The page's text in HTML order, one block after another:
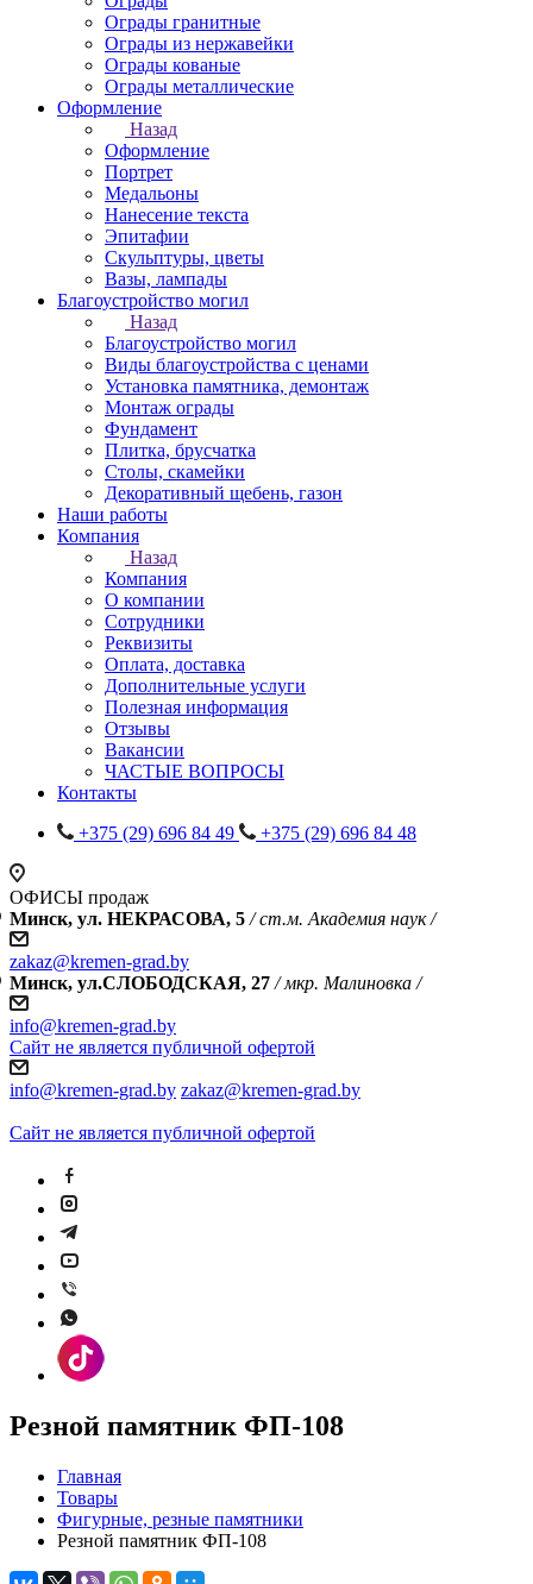
Ограды гранитные
Ограды из нержавейки
Ограды кованые
Ограды металлические
Оформление
Назад
Оформление
Портрет
Медальоны
Нанесение текста
Эпитафии
Скульптуры, цветы
Вазы, лампады
Благоустройство могил
Назад
Благоустройство могил
Виды благоустройства с ценами
Установка памятника, демонтаж
Монтаж ограды
Фундамент
Плитка, брусчатка
Столы, скамейки
Декоративный щебень, газон
Наши работы
Компания
Назад
Компания
О компании
Сотрудники
Реквизиты
Оплата, доставка
Дополнительные услуги
Полезная информация
Отзывы
Вакансии
ЧАСТЫЕ ВОПРОСЫ
Контакты
+375 (29) 696 84 49
+375 (29) 696 84 48
ОФИСЫ продаж
Минск, ул. НЕКРАСОВА, 5 / ст.м. Академия наук /
zakaz@kremen-grad.by
Минск, ул.СЛОБОДСКАЯ, 27 / мкр. Малиновка /
info@kremen-grad.by
Сайт не является публичной офертой
info@kremen-grad.by zakaz@kremen-grad.by
Сайт не является публичной офертой
Резной памятник ФП-108
Главная
Товары
Фигурные, резные памятники
Резной памятник ФП-108